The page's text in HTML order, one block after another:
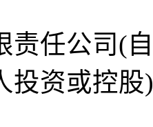
责任公司(自
投资或控股)